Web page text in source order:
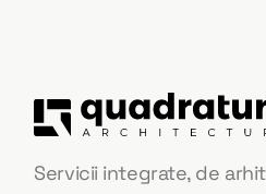
Servicii integrate, de